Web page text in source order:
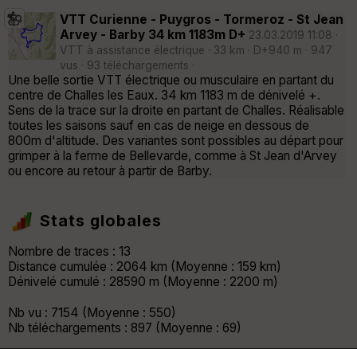
VTT Curienne - Puygros - Tormeroz - St Jean
Arvey - Barby 34 km 1183m D+ 23.03.2019 11:08 ·
VTT à assistance électrique · 33 km · D+940 m · 947
vus · 93 téléchargements ·
Une belle sortie VTT électrique ou musculaire en partant du
centre de Challes les Eaux. 34 km 1183 m de dénivelé +.
Sens de la trace sur la droite en partant de Challes. Réalisable
toutes les saisons sauf en cas de neige en dessous de
800m d'altitude. Des variantes sont possibles au départ pour
grimper à la ferme de Bellevarde, comme à St Jean d'Arvey
ou encore au retour à partir de Barby.
Stats globales
Nombre de traces : 13
Distance cumulée : 2064 km (Moyenne : 159 km)
Dénivelé cumulé : 28590 m (Moyenne : 2200 m)
Nb vu : 7154 (Moyenne : 550)
Nb téléchargements : 897 (Moyenne : 69)